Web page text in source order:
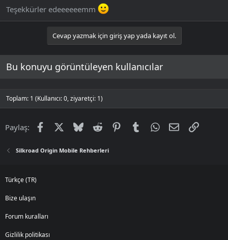
Teşekkürler edeeeeeemm
Cevap yazmak için giriş yap yada kayıt ol.
Bu konuyu görüntüleyen kullanıcılar
Toplam: 1 (Kullanıcı: 0, ziyaretçi: 1)
Paylaş: Facebook BlueskyReddit PinterestTumblrWhatsApp
E-postaLink
Silkroad Origin Mobile Rehberleri
Türkçe (TR)
Bize ulaşın
Forum kuralları
Gizlilik politikası